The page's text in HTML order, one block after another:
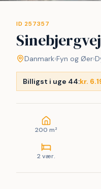
ID 257357
Danmark›Fyn og Øer›
Billigst i uge 44:kr.
200 m²
2 vær.